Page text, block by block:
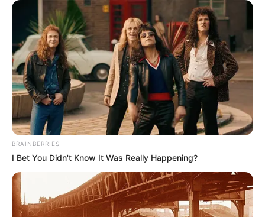
BRAINBERRIES
I Bet You Didn't Know It Was Really Happening?